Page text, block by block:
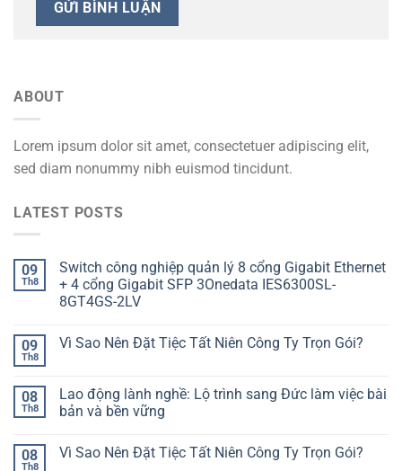
ABOUT
Lorem ipsum dolor sit amet, consectetuer adipiscing elit,
sed diam nonummy nibh euismod tincidunt.
LATEST POSTS
09
Th8
Switch công nghiệp quản lý 8 cổng Gigabit Ethernet
+ 4 cổng Gigabit SFP 3Onedata IES6300SL-
8GT4GS-2LV
09
Th8
Vì Sao Nên Đặt Tiệc Tất Niên Công Ty Trọn Gói?
08
Th8
Lao động lành nghề: Lộ trình sang Đức làm việc bài
bản và bền vững
08
Th8
Vì Sao Nên Đặt Tiệc Tất Niên Công Ty Trọn Gói?